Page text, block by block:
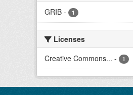
GRIB - 1
Licenses
Creative Commons... - 1